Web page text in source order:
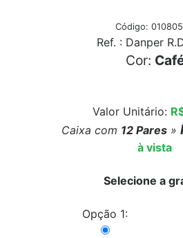
Código:
Ref. : Danper
Cor:
Valor Unitário:
Caixa com 12Pares»
à vista
Selecione a
Opção 1: